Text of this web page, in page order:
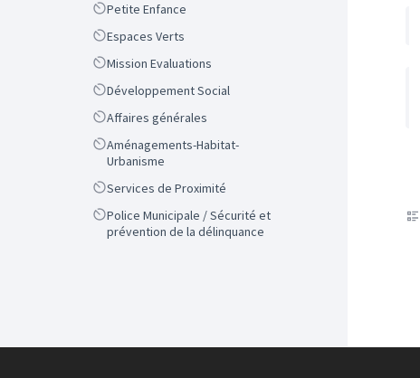
ScopePetite Enfance
ScopeEspaces Verts
ScopeMission Evaluations
ScopeDéveloppement Social
ScopeAffaires générales
Scope
Aménagements-Habitat-
Urbanisme
ScopeServices de Proximité
Scope
Police Municipale / Sécurité et
prévention de la délinquance